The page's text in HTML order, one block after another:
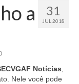
31
JUL 2018
a
Notícias
Nele você pode